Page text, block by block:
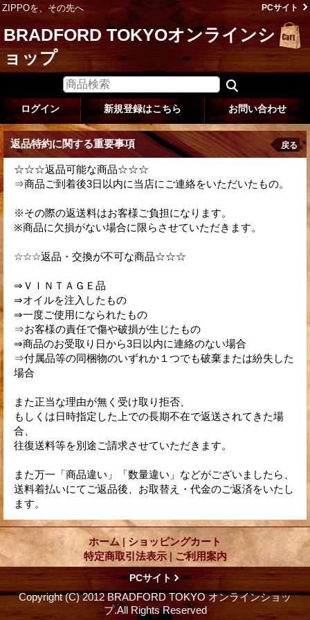
ZIPPOを、その先へ PCサイト
BRADFORD TOKYOオンラインシ
ョップ
ログイン 新規登録はこちら お問い合わせ
返品特約に関する重要事項 戻る
☆☆☆返品可能な商品☆☆☆
⇒商品ご到着後3日以内に当店にご連絡をいただいたもの。
※その際の返送料はお客様ご負担になります。
※商品に欠損がない場合に限らさせていただきます。
☆☆☆返品・交換が不可な商品☆☆☆
⇒ＶＩＮＴＡＧＥ品
⇒オイルを注入したもの
⇒一度ご使用になられたもの
⇒お客様の責任で傷や破損が生じたもの
⇒商品のお受取り日から3日以内に連絡のない場合
⇒付属品等の同梱物のいずれか１つでも破棄または紛失した
場合
また正当な理由が無く受け取り拒否、
もしくは日時指定した上での長期不在で返送されてきた場
合、
往復送料等を別途ご請求させていただきます。
また万一「商品違い」「数量違い」などがございましたら、
送料着払いにてご返品後、お取替え・代金のご返済をいたし
ます。
ホーム | ショッピングカート
特定商取引法表示 | ご利用案内
PCサイト
Copyright (C) 2012 BRADFORD TOKYO オンラインショッ
プ.All Rights Reserved